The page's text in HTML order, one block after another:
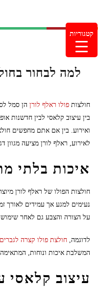
מוצרים חדשים
למה לבחור
חולצות פולו ראלף לורן הן סמל
בין עיצוב קלאסי לבין חדשנות
ואירוע. בין אם אתם מחפשים
לאירוע, ראלף לורן מציעה מגוון
איכות בלתי
חולצות הפולו של ראלף לורן
נעימים למגע אך עמידים לאורך
על הצורה והצבע גם לאחר
לדוגמה, חולצת פולו קצרה לגברים
המשלבת איכות ונוחות,
עיצוב קלאסי
קטגוריות